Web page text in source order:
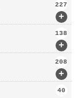
+
227
+
138
+
208
40